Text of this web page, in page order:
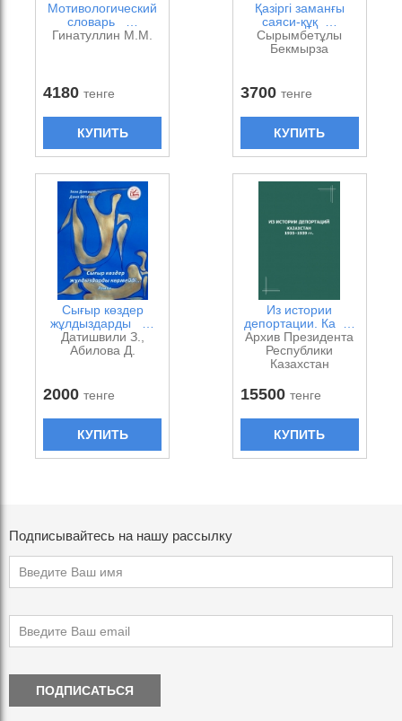
Мотивологический
словарь …
Гинатуллин М.М.
4180тенге
КУПИТЬ
Қазіргі заманғы
саяси-құқ …
Сырымбетұлы
Бекмырза
3700 тенге
КУПИТЬ
Сығыр көздер
жұлдыздарды …
Датишвили З.,
Абилова Д.
2000тенге
КУПИТЬ
Из истории
депортации. Ка …
Архив Президента
Республики
Казахстан
15500 тенге
КУПИТЬ
Подписывайтесь на нашу рассылку
ПОДПИСАТЬСЯ